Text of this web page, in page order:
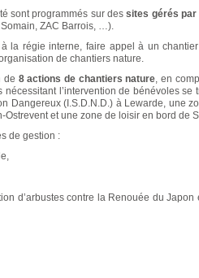
sont programmés sur dessites gérés par
Somain, ZAC Barrois, …).
la régie interne, faire appel à un
de chantiers nature.
de 8 actions de chantiers nature, en
l’intervention de bénévoles se
Dangereux (I.S.D.N.D.) à Lewarde, une
et une zone de loisir en bord de
de gestion :
d’arbustes contre la Renouée du Japon